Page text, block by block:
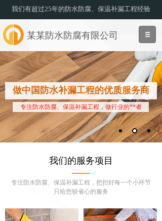
我们有超过25年的防水防腐、保温补漏工程经验
某某防水防腐有限公司
做中国防水补漏工程的优质服务商
专注防水防腐、保温补漏工程，做行业的**者
我们的服务项目
专注防水防腐、保温补漏工程，把控好每一个小环节
只给您较省心的服务